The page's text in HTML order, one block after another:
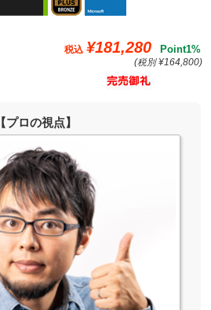
税込 ¥181,280 Point1%
(税別 ¥164,800)
【プロの視点】